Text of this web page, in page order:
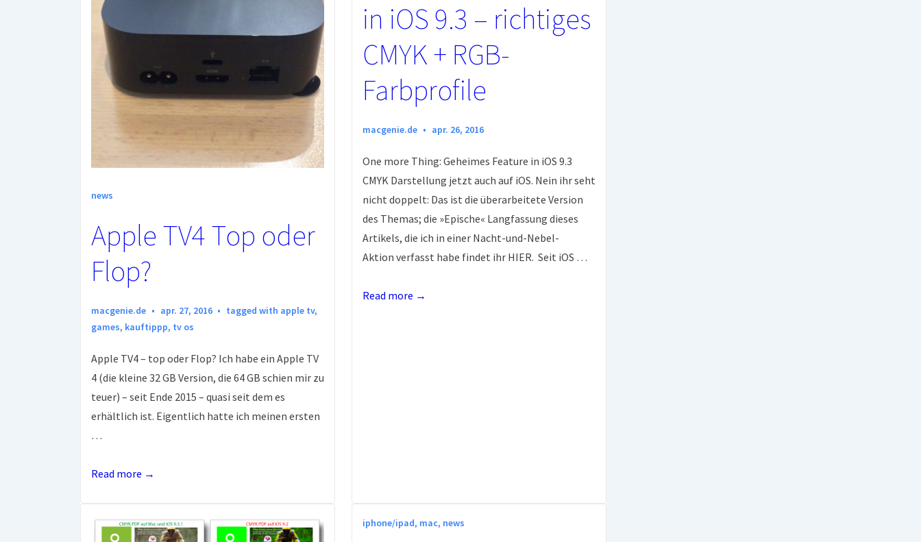
news
Apple TV4 Top oder
Flop?
macgenie.de apr. 27, 2016 tagged with apple tv,
games, kauftippp, tv os
Apple TV4 – top oder Flop? Ich habe ein Apple TV
4 (die kleine 32 GB Version, die 64 GB schien mir zu
teuer) – seit Ende 2015 – quasi seit dem es
erhältlich ist. Eigentlich hatte ich meinen ersten
…
Apple
oder
Read more →
in iOS 9.3 – richtiges
CMYK + RGB-
Farbprofile
macgenie.de apr. 26, 2016
One more Thing: Geheimes Feature in iOS 9.3
CMYK Darstellung jetzt auch auf iOS. Nein ihr seht
nicht doppelt: Das ist die überarbeitete Version
des Themas; die »Epische« Langfassung dieses
Artikels, die ich in einer Nacht-und-Nebel-
Aktion verfasst habe findet ihr HIER. Seit iOS …
Geheimes
Read more →
iphone/ipad, mac, news